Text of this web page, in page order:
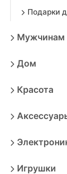
Подарки
Мужчинам
Дом
Красота
Игрушки